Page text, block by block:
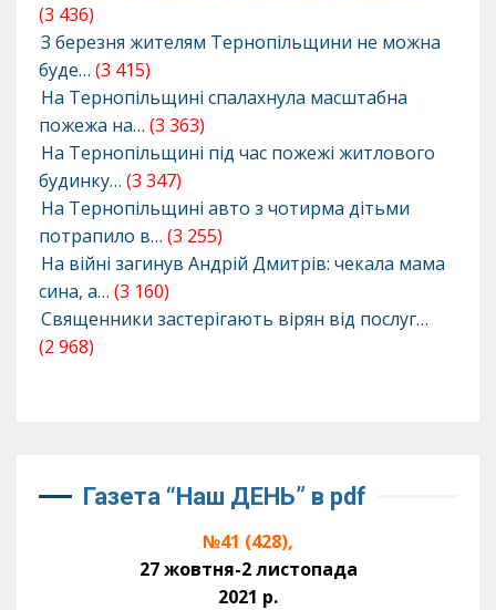
(3 436)
З березня жителям Тернопільщини не можна
буде… (3 415)
На Тернопільщині спалахнула масштабна
пожежа на… (3 363)
На Тернопільщині під час пожежі житлового
будинку… (3 347)
На Тернопільщині авто з чотирма дітьми
потрапило в… (3 255)
На війні загинув Андрій Дмитрів: чекала мама
сина, а… (3 160)
Священники застерігають вірян від послуг…
(2 968)
Газета “Наш ДЕНЬ” в pdf
№41 (428),
27 жовтня-2 листопада
2021 р.